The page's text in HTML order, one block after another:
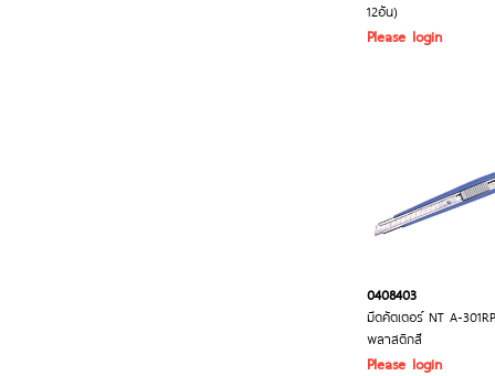
12อัน)
Please login
0408403
มีดคัตเตอร์ NT A-
พลาสติกสี
Please login